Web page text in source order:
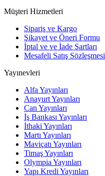
Müşteri Hizmetleri
Sipariş ve Kargo
Şikayet ve Öneri Formu
İptal ve ve İade Şartları
Mesafeli Satış Sözleşmesi
Yayınevleri
Alfa Yayınları
Anayurt Yayınları
Can Yayınları
İş Bankası Yayınları
İthaki Yayınları
Martı Yayınları
Maviçatı Yayınları
Timaş Yayınları
Olympia Yayınları
Yapı Kredi Yayınları